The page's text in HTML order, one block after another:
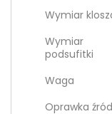
Wymiar
Wymiar
podsufitki
Waga
Oprawka